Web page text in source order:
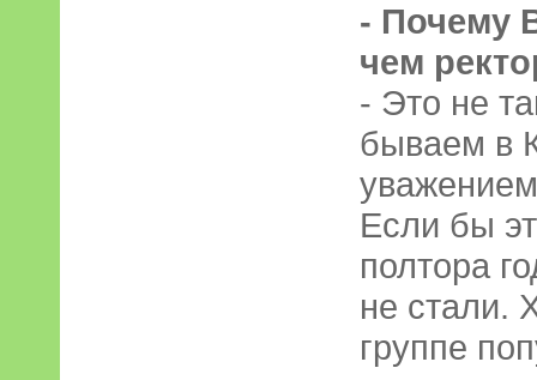
- Почему
чем
- Это не
бываем в
Если бы
полтора
не стали.
группе